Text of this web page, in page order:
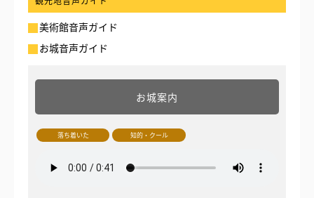
美術館音声ガイド
お城音声ガイド
お城案内
落ち着いた 知的・クール